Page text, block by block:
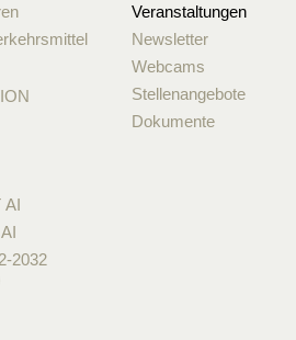
AI
2032
Veranstaltungen
Newsletter
Webcams
Stellenangebote
Dokumente